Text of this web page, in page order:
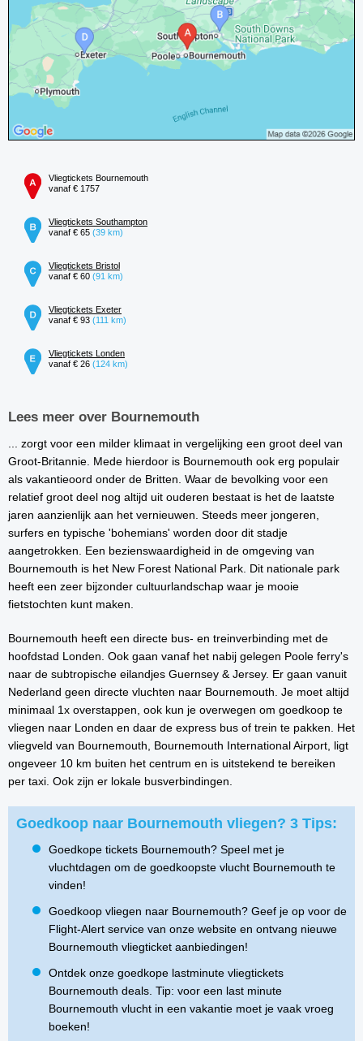
Vliegtickets Bournemouth
vanaf € 1757
Vliegtickets Southampton
vanaf € 65 (39 km)
Vliegtickets Bristol
vanaf € 60 (91 km)
Vliegtickets Exeter
vanaf € 93 (111 km)
Vliegtickets Londen
vanaf € 26 (124 km)
Lees meer over Bournemouth
... zorgt voor een milder klimaat in vergelijking een groot deel van
Groot-Britannie. Mede hierdoor is Bournemouth ook erg populair
als vakantieoord onder de Britten. Waar de bevolking voor een
relatief groot deel nog altijd uit ouderen bestaat is het de laatste
jaren aanzienlijk aan het vernieuwen. Steeds meer jongeren,
surfers en typische 'bohemians' worden door dit stadje
aangetrokken. Een bezienswaardigheid in de omgeving van
Bournemouth is het New Forest National Park. Dit nationale park
heeft een zeer bijzonder cultuurlandschap waar je mooie
fietstochten kunt maken.
Bournemouth heeft een directe bus- en treinverbinding met de
hoofdstad Londen. Ook gaan vanaf het nabij gelegen Poole ferry's
naar de subtropische eilandjes Guernsey & Jersey. Er gaan vanuit
Nederland geen directe vluchten naar Bournemouth. Je moet altijd
minimaal 1x overstappen, ook kun je overwegen om goedkoop te
vliegen naar Londen en daar de express bus of trein te pakken. Het
vliegveld van Bournemouth, Bournemouth International Airport, ligt
ongeveer 10 km buiten het centrum en is uitstekend te bereiken
per taxi. Ook zijn er lokale busverbindingen.
Goedkoop naar Bournemouth vliegen? 3 Tips:
Goedkope tickets Bournemouth? Speel met je
vluchtdagen om de goedkoopste vlucht Bournemouth te
vinden!
Goedkoop vliegen naar Bournemouth? Geef je op voor de
Flight-Alert service van onze website en ontvang nieuwe
Bournemouth vliegticket aanbiedingen!
Ontdek onze goedkope lastminute vliegtickets
Bournemouth deals. Tip: voor een last minute
Bournemouth vlucht in een vakantie moet je vaak vroeg
boeken!